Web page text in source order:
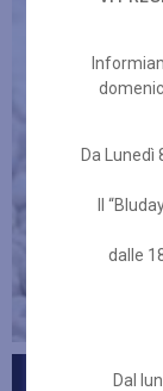
Da Lunedì
Il
dalle
Dal